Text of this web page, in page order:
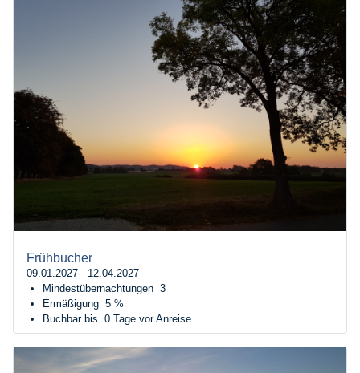
Frühbucher
09.01.2027 - 12.04.2027
Mindestübernachtungen 3
Ermäßigung 5 %
Buchbar bis 0 Tage vor Anreise